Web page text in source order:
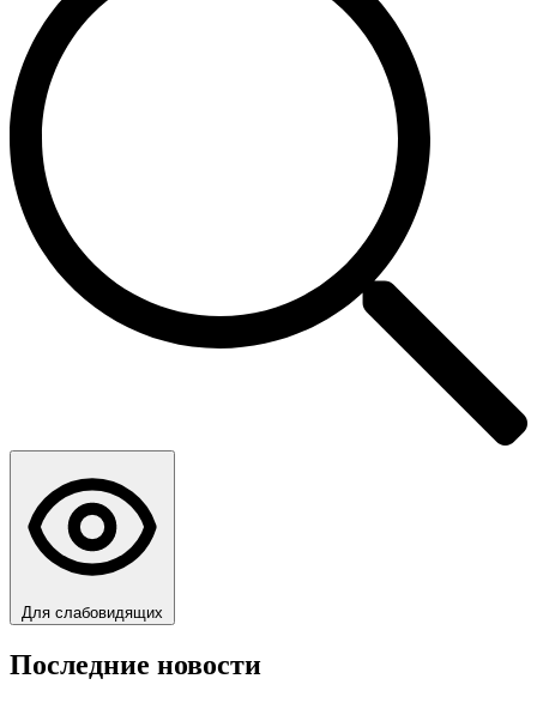
Для слабовидящих
Последние новости